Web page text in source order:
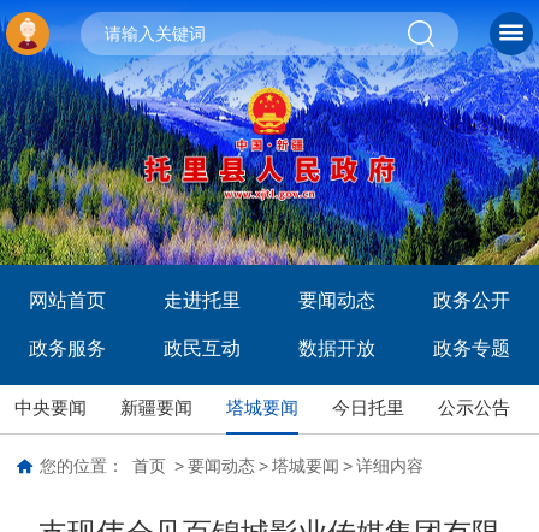
网站首页 走进托里 要闻动态 政务公开
政务服务 政民互动 数据开放 政务专题
中央要闻 新疆要闻 塔城要闻 今日托里 公示公告
您的位置： 首页 > 要闻动态 > 塔城要闻 > 详细内容